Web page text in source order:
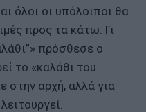
όλοι οι υπόλοιποι θα
προς τα κάτω. Γι
πρόσθεσε ο
το «καλάθι του
στην αρχή, αλλά για